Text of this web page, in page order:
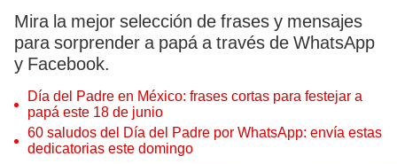
Mira la mejor selección de frases y mensajes
para sorprender a papá a través de WhatsApp
y Facebook.
Día del Padre en México: frases cortas para festejar a
papá este 18 de junio
60 saludos del Día del Padre por WhatsApp: envía estas
dedicatorias este domingo